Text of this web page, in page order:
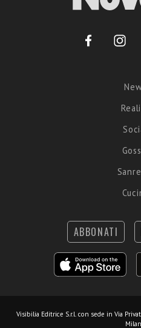
ABBONATI
Visibilia Editrice S.r.l. con sede in Via